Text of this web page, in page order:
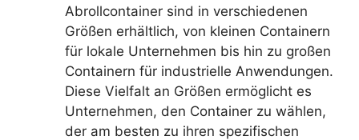
Abrollcontainer sind in verschiedenen
Größen erhältlich, von kleinen Containern
für lokale Unternehmen bis hin zu großen
Containern für industrielle Anwendungen.
Diese Vielfalt an Größen ermöglicht es
Unternehmen, den Container zu wählen,
der am besten zu ihren spezifischen